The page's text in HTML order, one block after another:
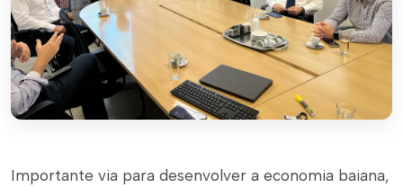
Importante via para desenvolver a economia baiana,